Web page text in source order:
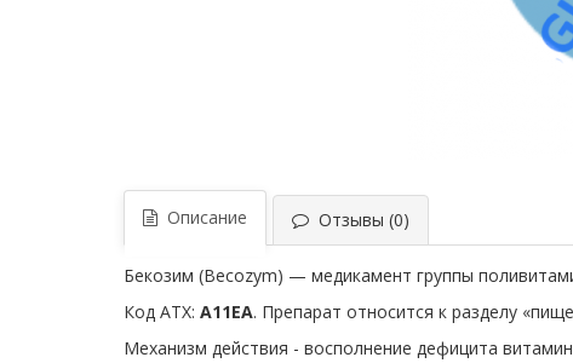
Описание Отзывы (0)
Бекозим (Becozym) — медикамент группы
Код АТХ: A11EA. Препарат относится к разделу
Механизм действия - восполнение дефицита